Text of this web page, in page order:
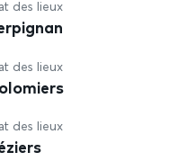
des lieux
des lieux
des lieux